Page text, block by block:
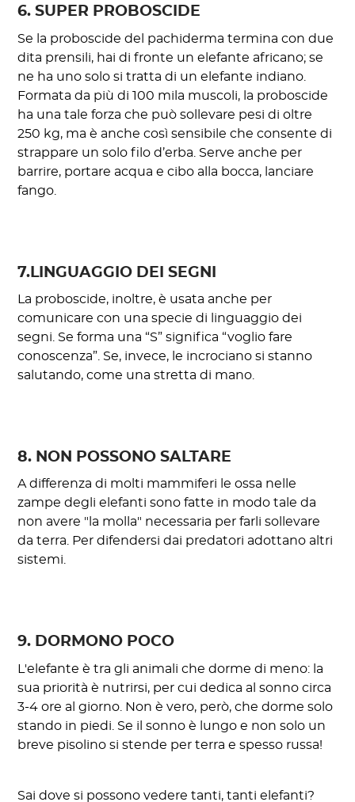
6. SUPER PROBOSCIDE
Se la proboscide del pachiderma termina con due
dita prensili, hai di fronte un elefante africano; se
ne ha uno solo si tratta di un elefante indiano.
Formata da più di 100 mila muscoli, la proboscide
ha una tale forza che può sollevare pesi di oltre
250 kg, ma è anche così sensibile che consente di
strappare un solo filo d’erba. Serve anche per
barrire, portare acqua e cibo alla bocca, lanciare
fango.
7.LINGUAGGIO DEI SEGNI
La proboscide, inoltre, è usata anche per
comunicare con una specie di linguaggio dei
segni. Se forma una “S” significa “voglio fare
conoscenza”. Se, invece, le incrociano si stanno
salutando, come una stretta di mano.
8. NON POSSONO SALTARE
A differenza di molti mammiferi le ossa nelle
zampe degli elefanti sono fatte in modo tale da
non avere "la molla" necessaria per farli sollevare
da terra. Per difendersi dai predatori adottano altri
sistemi.
9. DORMONO POCO
L'elefante è tra gli animali che dorme di meno: la
sua priorità è nutrirsi, per cui dedica al sonno circa
3-4 ore al giorno. Non è vero, però, che dorme solo
stando in piedi. Se il sonno è lungo e non solo un
breve pisolino si stende per terra e spesso russa!
Sai dove si possono vedere tanti, tanti elefanti?